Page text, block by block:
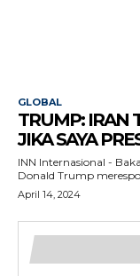
GLOBAL
TRUMP: IRAN
JIKA SAYA
INN Internasional -
Donald Trump
April 14, 2024